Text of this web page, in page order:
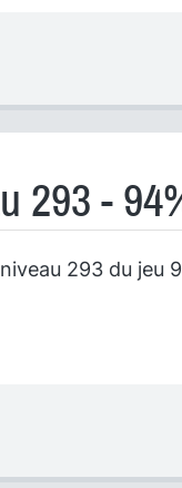
293 -
293 du jeu